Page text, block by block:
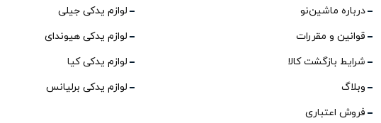
درباره ماشین‌نو
قوانین و مقررات
شرایط بازگشت کالا
وبلاگ
فروش اعتباری
لوازم یدکی جیلی
لوازم یدکی هیوندای
لوازم یدکی کیا
لوازم یدکی برلیانس